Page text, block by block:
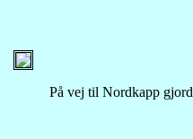
På vej til Nordkapp